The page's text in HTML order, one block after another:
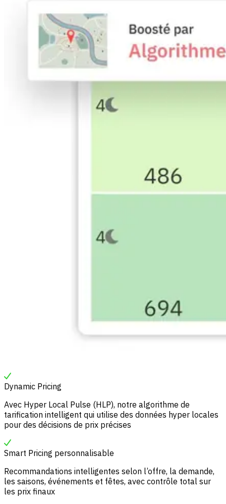
Dynamic Pricing
Avec Hyper Local Pulse (HLP), notre algorithme de
tarification intelligent qui utilise des données hyper locales
pour des décisions de prix précises
Smart Pricing personnalisable
Recommandations intelligentes selon l’offre, la demande,
les saisons, événements et fêtes, avec contrôle total sur
les prix finaux